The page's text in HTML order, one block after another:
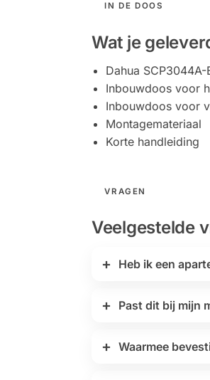
IN DE DOOS
Wat je
Dahua
Inbouwdoos voor
Inbouwdoos voor
Montagemateriaal
Korte handleiding
VRAGEN
Veelgestelde
Heb ik een
Past dit bij mijn
Waarmee